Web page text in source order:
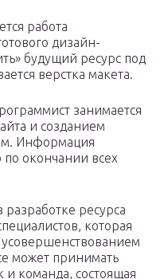
работа
дизайн-
будущий ресурс под
верстка макета.
занимается
и созданием
Информация
по окончании всех
разработке ресурса
которая
усовершенствованием
может принимать
и команда, состоящая